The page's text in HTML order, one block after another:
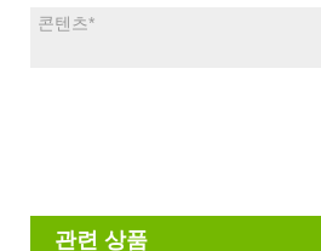
관련 상품